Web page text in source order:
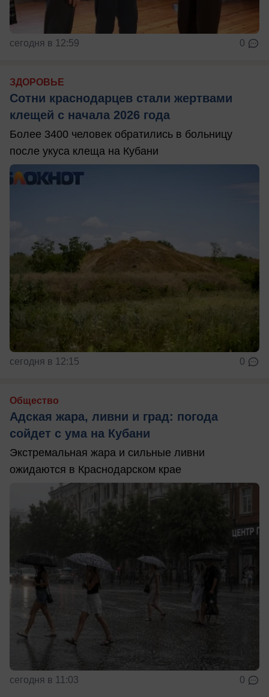
сегодня в 12:59 0
ЗДОРОВЬЕ
Сотни краснодарцев стали жертвами
клещей с начала 2026 года
Более 3400 человек обратились в больницу
после укуса клеща на Кубани
сегодня в 12:15 0
Общество
Адская жара, ливни и град: погода
сойдет с ума на Кубани
Экстремальная жара и сильные ливни
ожидаются в Краснодарском крае
сегодня в 11:03 0